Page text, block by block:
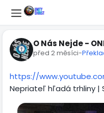
O Nás Nejde -
před 2 měsíci-
https://
Nepriateľ hľadá trhliny |